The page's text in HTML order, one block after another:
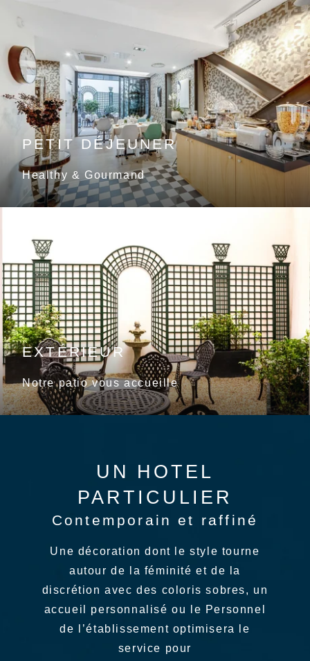
PETIT DÉJEUNER
Healthy & Gourmand
EXTÉRIEUR
Notre patio vous accueille
UN HOTEL
PARTICULIER
Contemporain et raffiné
Une décoration dont le style tourne
autour de la féminité et de la
discrétion avec des coloris sobres, un
accueil personnalisé ou le Personnel
de l’établissement optimisera le
service pour